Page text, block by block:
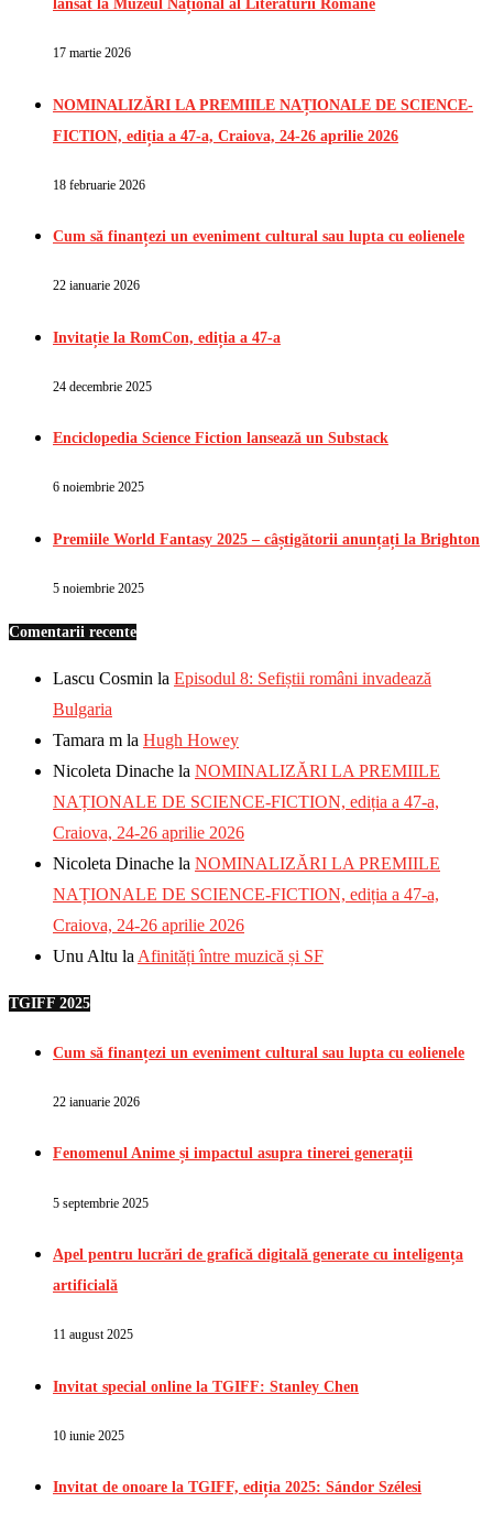
lansat la Muzeul Național al Literaturii Române
17 martie 2026
NOMINALIZĂRI LA PREMIILE NAȚIONALE DE SCIENCE-
FICTION, ediția a 47-a, Craiova, 24-26 aprilie 2026
18 februarie 2026
Cum să finanțezi un eveniment cultural sau lupta cu eolienele
22 ianuarie 2026
Invitație la RomCon, ediția a 47-a
24 decembrie 2025
Enciclopedia Science Fiction lansează un Substack
6 noiembrie 2025
Premiile World Fantasy 2025 – câștigătorii anunțați la Brighton
5 noiembrie 2025
Comentarii recente
Lascu Cosmin la Episodul 8: Sefiștii români invadează
Bulgaria
Tamara m la Hugh Howey
Nicoleta Dinache la NOMINALIZĂRI LA PREMIILE
NAȚIONALE DE SCIENCE-FICTION, ediția a 47-a,
Craiova, 24-26 aprilie 2026
Nicoleta Dinache la NOMINALIZĂRI LA PREMIILE
NAȚIONALE DE SCIENCE-FICTION, ediția a 47-a,
Craiova, 24-26 aprilie 2026
Unu Altu la Afinități între muzică și SF
TGIFF 2025
Cum să finanțezi un eveniment cultural sau lupta cu eolienele
22 ianuarie 2026
Fenomenul Anime și impactul asupra tinerei generații
5 septembrie 2025
Apel pentru lucrări de grafică digitală generate cu inteligența
artificială
11 august 2025
Invitat special online la TGIFF: Stanley Chen
10 iunie 2025
Invitat de onoare la TGIFF, ediția 2025: Sándor Szélesi